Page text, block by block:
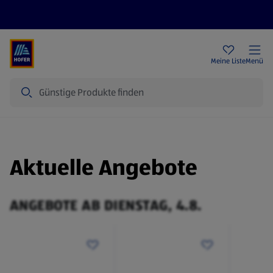
Meine ListeMenü
Aktuelle Angebote
ANGEBOTE AB DIENSTAG, 4.8.